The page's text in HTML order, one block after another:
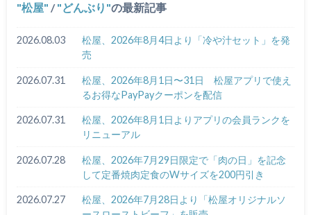
松屋 / どんぶり の最新記事
2026.08.03
松屋、2026年8月4日より「冷や汁セット」を発
売
2026.07.31
松屋、2026年8月1日〜31日 松屋アプリで使え
るお得なPayPayクーポンを配信
2026.07.31
松屋、2026年8月1日よりアプリの会員ランクを
リニューアル
2026.07.28
松屋、2026年7月29日限定で「肉の日」を記念
して定番焼肉定食のWサイズを200円引き
2026.07.27
松屋、2026年7月28日より「松屋オリジナルソ